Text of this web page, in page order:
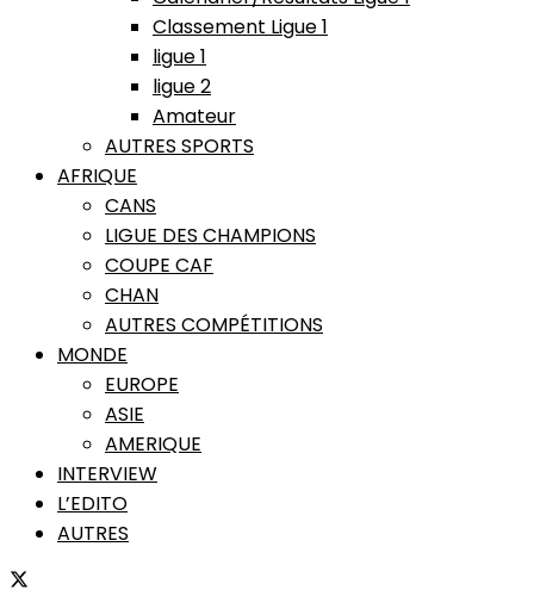
Classement Ligue 1
ligue 1
ligue 2
Amateur
AUTRES SPORTS
AFRIQUE
CANS
LIGUE DES CHAMPIONS
COUPE CAF
CHAN
AUTRES COMPÉTITIONS
MONDE
EUROPE
ASIE
AMERIQUE
INTERVIEW
L’EDITO
AUTRES